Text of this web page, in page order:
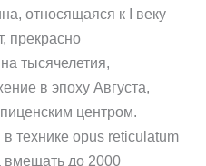
относящаяся к I веку
прекрасно
тысячелетия,
в эпоху Августа,
центром.
в технике opus reticulatum
вмещать до 2000